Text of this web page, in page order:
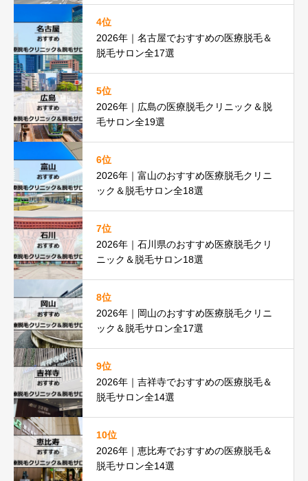
4位
2026年｜名古屋でおすすめの医療脱毛＆
脱毛サロン全17選
5位
2026年｜広島の医療脱毛クリニック＆脱
毛サロン全19選
6位
2026年｜富山のおすすめ医療脱毛クリニ
ック＆脱毛サロン全18選
7位
2026年｜石川県のおすすめ医療脱毛クリ
ニック＆脱毛サロン18選
8位
2026年｜岡山のおすすめ医療脱毛クリニ
ック＆脱毛サロン全17選
9位
2026年｜吉祥寺でおすすめの医療脱毛＆
脱毛サロン全14選
10位
2026年｜恵比寿でおすすめの医療脱毛＆
脱毛サロン全14選